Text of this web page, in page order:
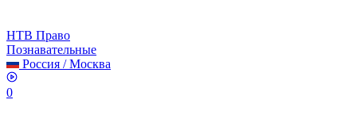
НТВ Право
Познавательные
Россия /Москва
0